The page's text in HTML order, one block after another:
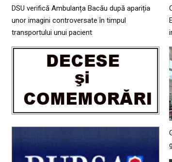
DSU verifică Ambulanța Bacău după apariția
unor imagini controversate în timpul
transportului unui pacient